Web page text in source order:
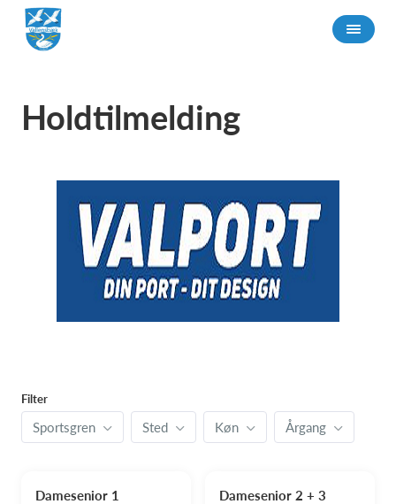
Holdtilmelding
Filter
Sportsgren Sted Køn Årgang
Damesenior 1 Damesenior 2 + 3